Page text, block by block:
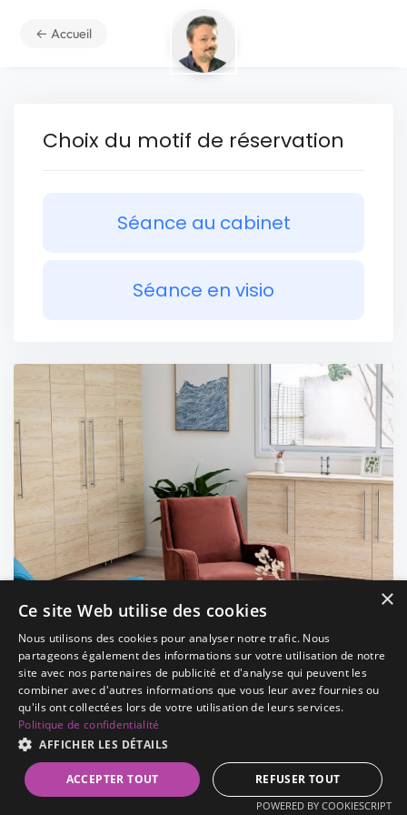
← Accueil
×
Ce site Web utilise des cookies
Nous utilisons des cookies pour analyser notre trafic. Nous
partageons également des informations sur votre utilisation de notre
site avec nos partenaires de publicité et d'analyse qui peuvent les
combiner avec d'autres informations que vous leur avez fournies ou
qu'ils ont collectées lors de votre utilisation de leurs services.
Politique de confidentialité
AFFICHER LES DÉTAILS
ACCEPTER TOUT REFUSER TOUT
POWERED BY COOKIESCRIPT